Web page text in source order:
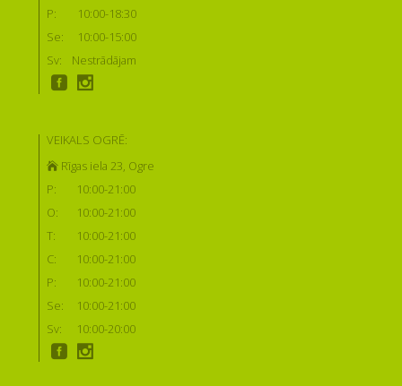
P:
10:00-18:30
Se:
10:00-15:00
Sv:
Nestrādājam
VEIKALS OGRĒ:
Rīgas iela 23, Ogre
P:
10:00-21:00
O:
10:00-21:00
T:
10:00-21:00
C:
10:00-21:00
P:
10:00-21:00
Se:
10:00-21:00
Sv:
10:00-20:00